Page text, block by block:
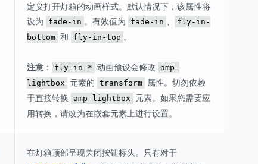
定义打开灯箱的动画样式。默认情况下，该属性将
设为
fade-in 。有效值为 fade-in 、
fly-in-
bottom 和 fly-in-top 。
注意： fly-in-* 动画预设会修改
amp-
lightbox
元素的 transform
属性。切勿依赖
于直接转换
amp-lightbox
元素。如果您需要应
用转换，请改为在嵌套元素上进行设置。
在灯箱顶部呈现关闭按钮标头。只有对于